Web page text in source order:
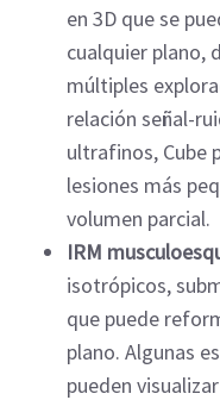
en 3D que se
cualquier plano,
múltiples
relación señal-
ultrafinos, Cube
lesiones más
volumen parcial.
IRM
isotrópicos,
que puede
plano. Algunas
pueden